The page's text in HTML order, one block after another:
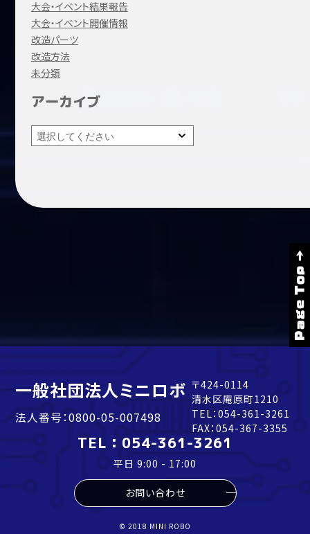
大会・イベント結果報告
大会・イベント開催情報
改造パーツ
改造方法
未分類
アーカイブ
Page Top →
一般社団法人ミニロボ
法人番号：0800-05-007498
〒424-0114
清水区庵原町1210
TEL： 054-361-3261
FAX：054-367-3355
TEL： 054-361-3261
平日 9:00 - 17:00
お問い合わせ
© 2018 MINI ROBO